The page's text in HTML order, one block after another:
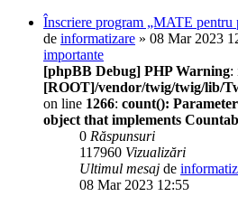
Înscriere program „MATE pentru
de informatizare » 08 Mar 2023
importante
[phpBB Debug] PHP Warning:
[ROOT]/vendor/twig/twig/lib/
on line 1266: count():
object that implements
0 Răspunsuri
117960 Vizualizări
Ultimul mesaj de
08 Mar 2023 12:55